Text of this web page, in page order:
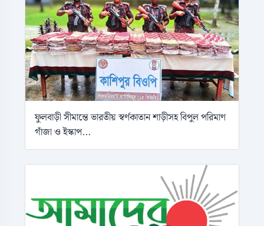
ফুলবাড়ী সীমান্তে ভারতীয় স্বর্ণকাতান শাড়ীসহ বিপুল পরিমাণ
গাঁজা ও ইস্কাপ...